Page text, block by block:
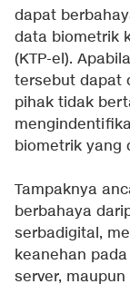
dapat
data biometrik
(KTP-el).
tersebut dapat
pihak tidak
biometrik yang
Tampaknya
berbahaya
serbadigital,
keanehan
server,